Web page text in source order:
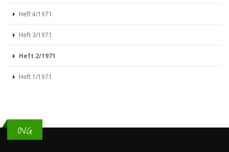
Heft 4/1971
Heft 3/1971
Heft 2/1971
Heft 1/1971
OVG